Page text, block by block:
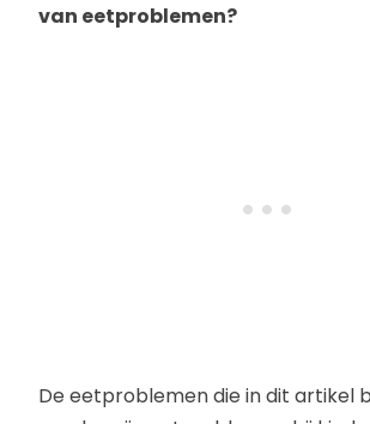
van eetproblemen?
De eetproblemen die in dit artikel